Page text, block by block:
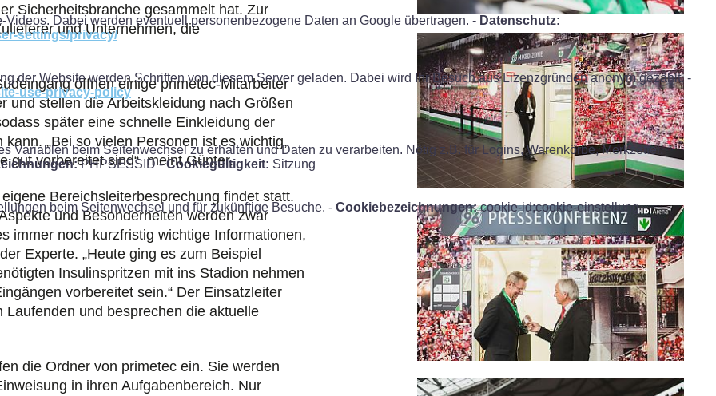
Videos. Dabei werden eventuell personenbezogene Daten an Google übertragen. - Datenschutz:
settings/privacy/
der Website werden Schriften von diesem Server geladen. Dabei wird Ihr Besuch aus Lizenzgründen anonym gezählt. -
use-privacy-policy
Variablen beim Seitenwechsel zu erhalten und Daten zu verarbeiten. Nötig z.B. für Logins, Warenkörbe, Merkzettel,
PHPSESSID -Cookiegültigkeit: Sitzung
beim Seitenwechsel und für zukünftige Besuche. - Cookiebezeichnungen:cookie-id;cookie-einstellung -
Sicherheits­branche gesammelt hat. Zur
und Unternehmen, die
öffnen einige primetec-Mitarbeiter
und stellen die Arbeits­kleidung nach Größen
später eine schnelle Einkleidung der
kann. „Bei so vielen Personen ist es wichtig,
gut vorbereitet sind“, meint Günter.
eigene Bereichs­leiter­besprechung findet statt.
und Besonderheiten werden zwar
immer noch kurzfristig wichtige Informationen,
Experte. „Heute ging es zum Beispiel
Insulinspritzen mit ins Stadion nehmen
vorbereitet sein.“ Der Einsatzleiter
und besprechen die aktuelle
die Ordner von primetec ein. Sie werden
in ihren Aufgabenbereich. Nur